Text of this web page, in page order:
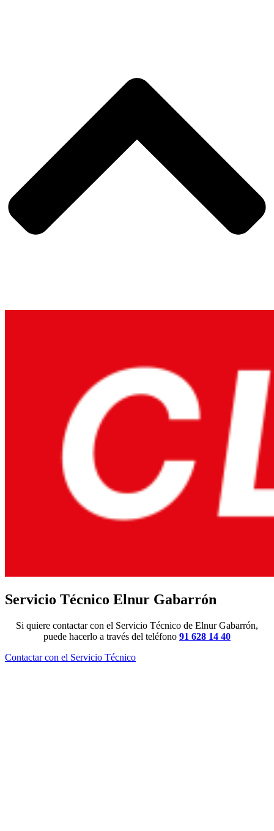
Servicio Técnico Elnur Gabarrón
Si quiere contactar con el Servicio Técnico de Elnur Gabarrón,
puede hacerlo a través del teléfono 91 628 14 40
Contactar con el Servicio Técnico